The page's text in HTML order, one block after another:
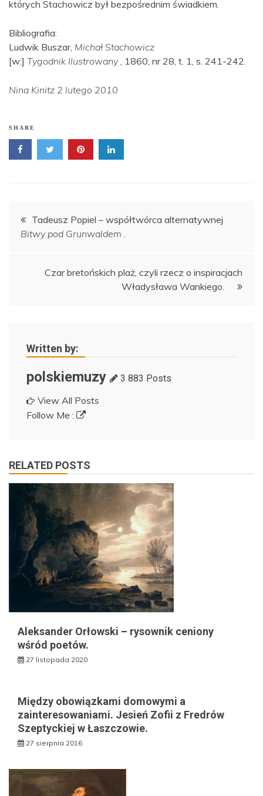
których Stachowicz był bezpośrednim świadkiem.
Bibliografia:
Ludwik Buszar, Michał Stachowicz
[w:] Tygodnik Ilustrowany , 1860, nr 28, t. 1, s. 241-242.
Nina Kinitz 2 lutego 2010
SHARE
Nawigacja
wpisu
Tadeusz Popiel – współtwórca alternatywnej
Bitwy pod Grunwaldem
Czar bretońskich plaż, czyli rzecz o inspiracjach
Władysława Wankiego.
Written by:
polskiemuzy 3 883 Posts
View All Posts
Follow Me :
RELATED POSTS
Aleksander Orłowski – rysownik ceniony
wśród poetów.
27 listopada 2020
Między obowiązkami domowymi a
zainteresowaniami. Jesień Zofii z Fredrów
Szeptyckiej w Łaszczowie.
27 sierpnia 2016